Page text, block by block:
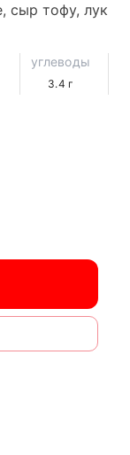
сыр тофу, лук
углеводы
3.4 г